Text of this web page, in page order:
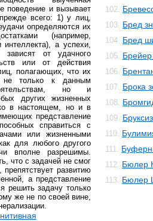
поведение и вызывает
всего: 1) у лиц,
определяются их
(например,
а успехи,
от удачного
или от действия
полагающих, что их
не только к данным
но и
других жизненных
в настоящем, но и в
представление
справиться с
или жизненными
для любого другого
вполне разрешимы.
что с задачей не смог
развитию
а представление
решить задачу только
же не по своей вине,
102.
103. Бред
104. Бред
105.
106.
107. Брока
108.
109.
110.
111.
112. Бюлер
113. Бюлер